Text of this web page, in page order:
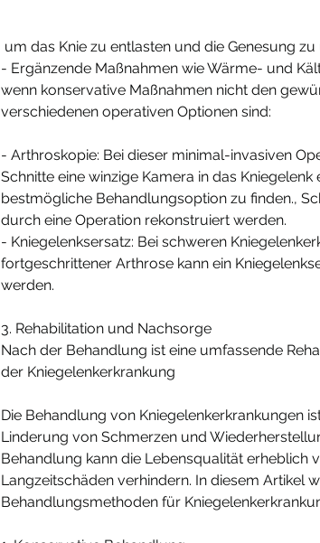
um das Knie zu entlasten und die Genesung
- Ergänzende Maßnahmen wie Wärme- und
wenn konservative Maßnahmen nicht den
verschiedenen operativen Optionen sind:
- Arthroskopie: Bei dieser minimal-invasiven
Schnitte eine winzige Kamera in das
bestmögliche Behandlungsoption zu finden.,
durch eine Operation rekonstruiert werden.
- Kniegelenksersatz: Bei schweren
fortgeschrittener Arthrose kann ein
werden.
3. Rehabilitation und Nachsorge
Nach der Behandlung ist eine umfassende
der Kniegelenkerkrankung
Die Behandlung von Kniegelenkerkrankungen
Linderung von Schmerzen und
Behandlung kann die Lebensqualität erheblich
Langzeitschäden verhindern. In diesem Artikel
Behandlungsmethoden für